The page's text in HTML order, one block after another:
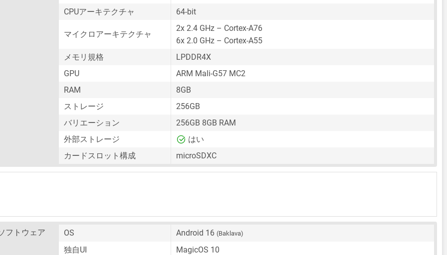
CPUアーキテクチャ
64-bit
マイクロアーキテクチャ
2x 2.4 GHz – Cortex-A76
6x 2.0 GHz – Cortex-A55
メモリ規格
LPDDR4X
GPU
ARM Mali-G57 MC2
RAM
8GB
ストレージ
256GB
バリエーション
256GB 8GB RAM
外部ストレージ
はい
カードスロット構成
microSDXC
フトウェア OS Android 16 (Baklava)
独自UI MagicOS 10